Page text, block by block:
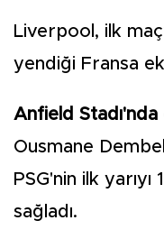
Liverpool, ilk
yendiği Fransa
Anfield Stadı'nda
Ousmane
PSG'nin ilk yarıyı
sağladı.